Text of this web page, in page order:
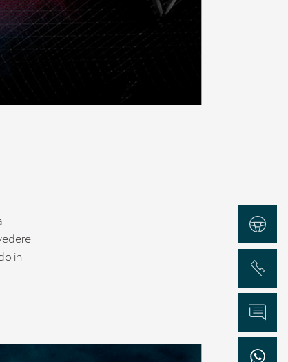
in
Test Drive
Chiama
Informazioni
WhatsApp